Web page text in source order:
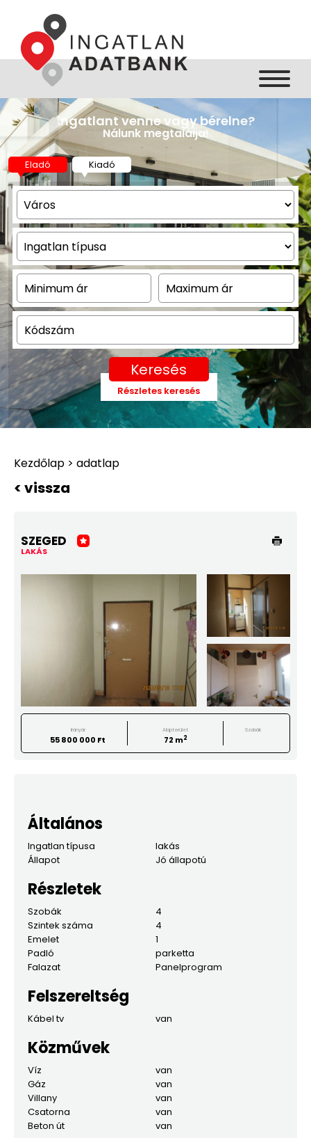
Eladó Kiadó
Keresés
Részletes keresés
Ingatlant venne vagy bérelne?
Nálunk megtalálja!
de nincs elég pénze?
Teljeskörű hitelügyintézés!
Kezdőlap > adatlap
< vissza
SZEGED
LAKÁS
Irányár
55 800 000 Ft
Alapterület
72 m2
Szobák
Általános
Ingatlan típusa
lakás
Állapot
Jó állapotú
Részletek
Szobák
4
Szintek száma
4
Emelet
1
Padló
parketta
Falazat
Panelprogram
Felszereltség
Kábel tv van
Közművek
Víz
van
Gáz
van
Villany
van
Csatorna
van
Beton út
van